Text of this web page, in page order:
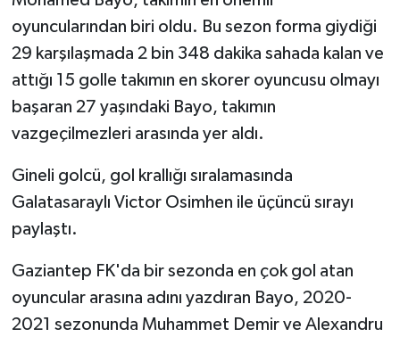
oyuncularından biri oldu. Bu sezon forma giydiği
29 karşılaşmada 2 bin 348 dakika sahada kalan ve
attığı 15 golle takımın en skorer oyuncusu olmayı
başaran 27 yaşındaki Bayo, takımın
vazgeçilmezleri arasında yer aldı.
Gineli golcü, gol krallığı sıralamasında
Galatasaraylı Victor Osimhen ile üçüncü sırayı
paylaştı.
Gaziantep FK'da bir sezonda en çok gol atan
oyuncular arasına adını yazdıran Bayo, 2020-
2021 sezonunda Muhammet Demir ve Alexandru